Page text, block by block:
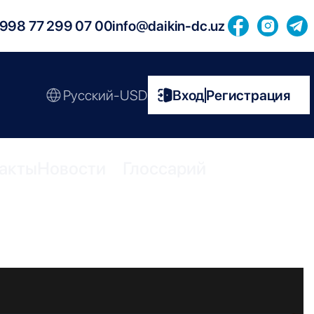
77 299 07 00info@daikin-dc.uz
Русский-USD ВходРегистрация